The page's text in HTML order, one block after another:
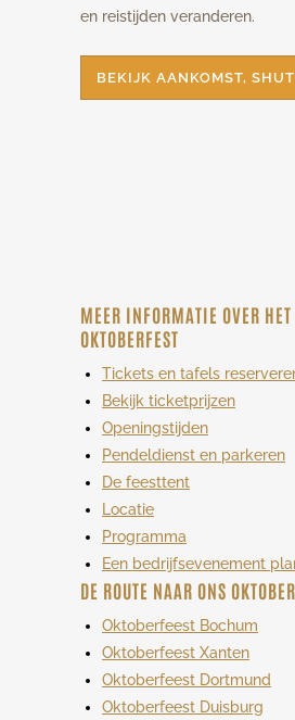
en reistijden veranderen.
BEKIJK AANKOMST,
MEER INFORMATIE OVER HET
OKTOBERFEST
Tickets en tafels
Bekijk ticketprijzen
Openingstijden
Pendeldienst en parkeren
De feesttent
Locatie
Programma
Een bedrijfsevenement
DE ROUTE NAAR ONS
Oktoberfeest Bochum
Oktoberfeest Xanten
Oktoberfeest Dortmund
Oktoberfeest Duisburg